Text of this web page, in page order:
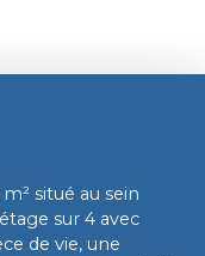
situé au sein
sur 4 avec
de vie, une